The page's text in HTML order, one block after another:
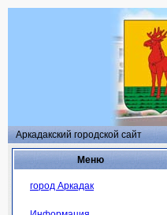
Аркадакский городской сайт
Меню
город Аркадак